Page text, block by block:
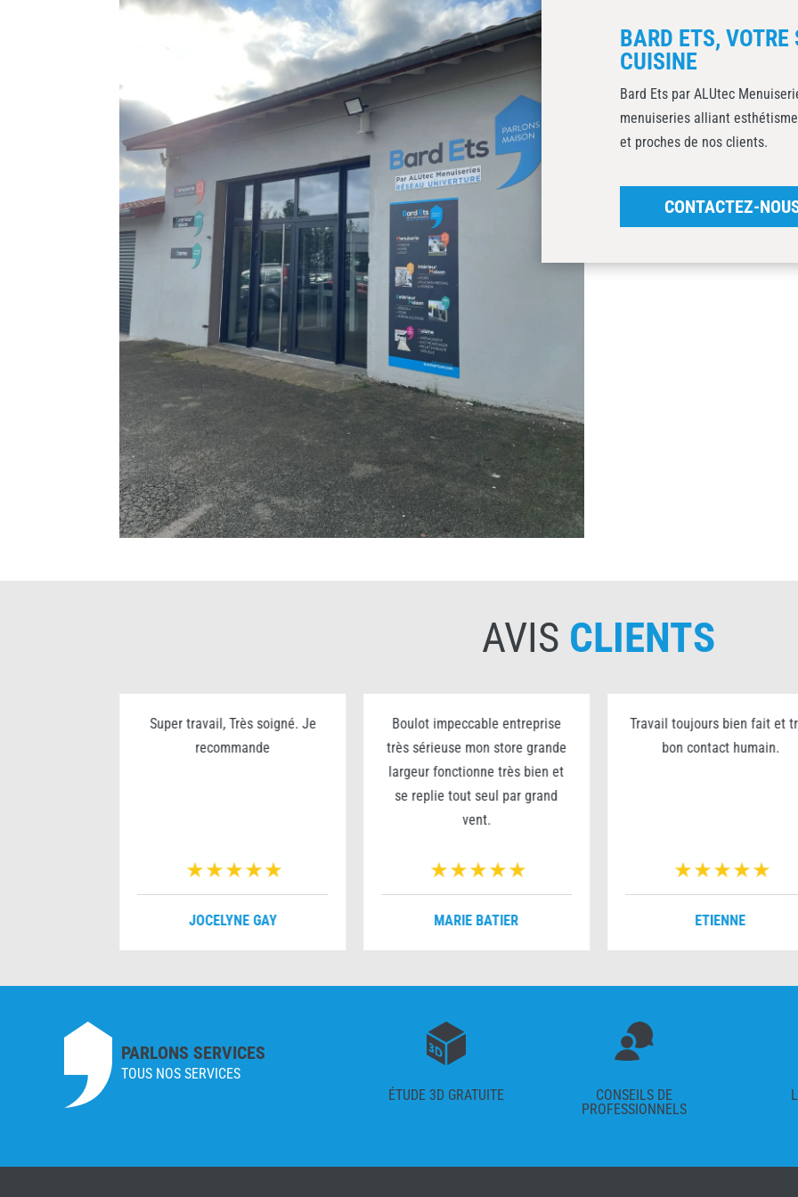
BARD ETS,
CUISINE
Bard Ets par ALUtec
menuiseries alliant
et proches de nos clients.
CONTACTEZ-
AVIS CLIENTS
Super travail, Très soigné. Je
recommande
JOCELYNE GAY
Boulot impeccable entreprise
très sérieuse mon store grande
largeur fonctionne très bien et
se replie tout seul par grand
vent.
MARIE BATIER
Travail toujours bien fait et
bon contact humain.
ETIENNE
PARLONS SERVICES
TOUS NOS SERVICES
ÉTUDE 3D GRATUITE
CONSEILS DE
PROFESSIONNELS